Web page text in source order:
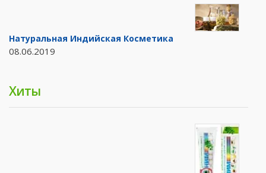
Натуральная Индийская Косметика
08.06.2019
Хиты